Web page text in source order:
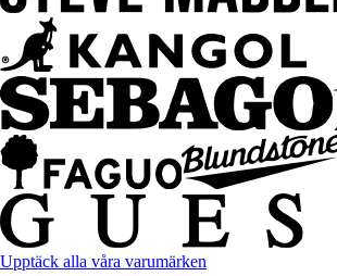
Upptäck alla våra varumärken